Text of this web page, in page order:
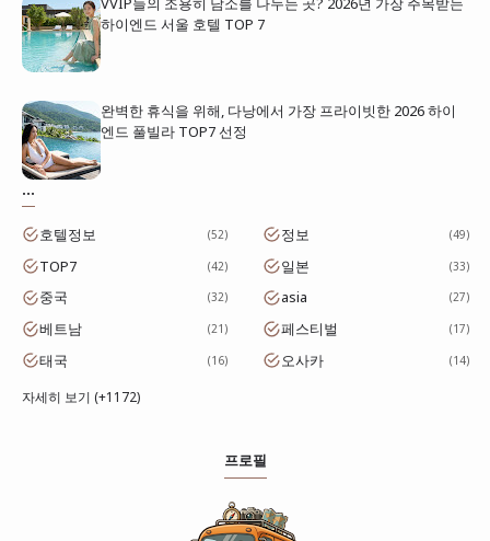
하이엔드 서울 호텔 TOP 7
완벽한 휴식을 위해, 다낭에서 가장 프라이빗한 2026 하이
엔드 풀빌라 TOP7 선정
...
호텔정보 52 정보 49
TOP7 42 일본 33
중국 32 asia 27
베트남 21 페스티벌 17
태국 16 오사카 14
자세히 보기 (+1172)
프로필